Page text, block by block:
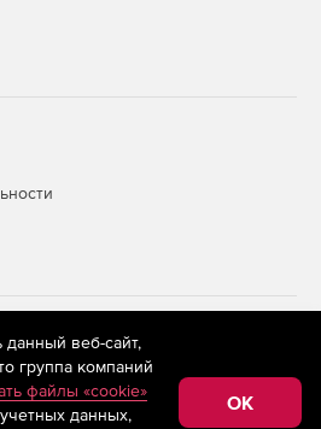
store.softline.ru применяются
(информационные технологии
на основе сбора,
сведений, относящихся к
сети «Интернет»,
веб-сайт,
группа компаний
файлы «cookie»
данных,
OK